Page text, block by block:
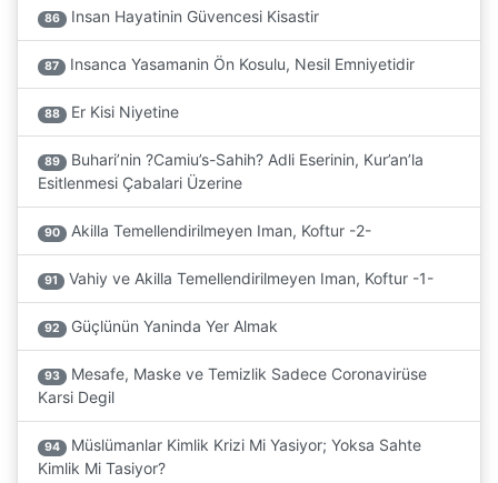
86 Insan Hayatinin Güvencesi Kisastir
87 Insanca Yasamanin Ön Kosulu, Nesil Emniyetidir
88 Er Kisi Niyetine
89
Buhari’nin ?Camiu’s-Sahih? Adli Eserinin, Kur’an’la
Esitlenmesi Çabalari Üzerine
90 Akilla Temellendirilmeyen Iman, Koftur -2-
91 Vahiy ve Akilla Temellendirilmeyen Iman, Koftur -1-
92 Güçlünün Yaninda Yer Almak
93
Mesafe, Maske ve Temizlik Sadece Coronavirüse
Karsi Degil
94
Müslümanlar Kimlik Krizi Mi Yasiyor; Yoksa Sahte
Kimlik Mi Tasiyor?